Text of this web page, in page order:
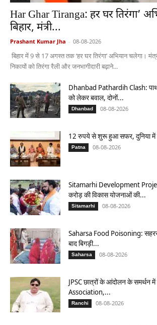
Har Ghar Tiranga: हर घर तिरंगा’
बिहार, मंत्री...
Prashant Kumar Jha - 08-08-2026
बिहार में 9 से 17 अगस्त तक ‘हर घर तिरंगा’ अभियान चलेगा।
निकायों को तिरंगा रैली और जनभागीदारी बढ़ाने...
Dhanbad Pathardih Clash:
को लेकर बवाल, दोनों...
Dhanbad 08-08-2026
12 रुपये से शुरू हुआ सफर, दुनिया में
Patna 08-08-2026
Sitamarhi Development
करोड़ की विकास योजनाओं की...
Sitamarhi 08-08-2026
Saharsa Food Poisoning:
बाद बिगड़ी...
Saharsa 08-08-2026
JPSC छात्रों के आंदोलन के समर्थन
Association,...
Ranchi 08-08-2026